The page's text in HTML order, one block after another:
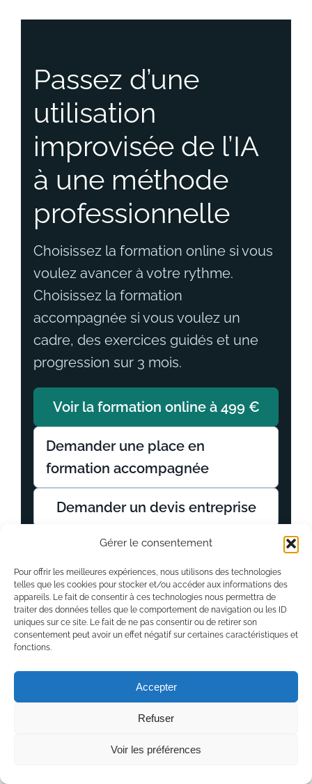
Gérer le consentement
Pour offrir les meilleures expériences, nous utilisons des technologies
telles que les cookies pour stocker et/ou accéder aux informations des
appareils. Le fait de consentir à ces technologies nous permettra de
traiter des données telles que le comportement de navigation ou les ID
uniques sur ce site. Le fait de ne pas consentir ou de retirer son
consentement peut avoir un effet négatif sur certaines caractéristiques et
fonctions.
Accepter
Refuser
Voir les préférences
Passez d’une
utilisation
improvisée de l’IA
à une méthode
professionnelle
Choisissez la formation online si vous
voulez avancer à votre rythme.
Choisissez la formation
accompagnée si vous voulez un
cadre, des exercices guidés et une
progression sur 3 mois.
Voir la formation online à 499 €
Demander une place en
formation accompagnée
Demander un devis entreprise
Informations
administratives
Fatih AK — Nemesis